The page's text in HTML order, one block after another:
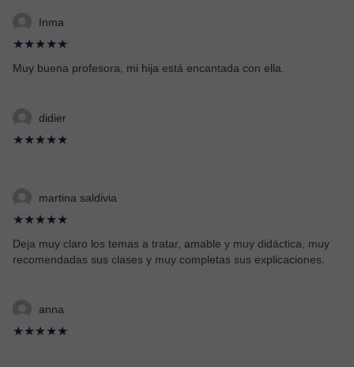
Inma
★★★★★
Muy buena profesora, mi hija está encantada con ella.
didier
★★★★★
martina saldivia
★★★★★
Deja muy claro los temas a tratar, amable y muy didáctica, muy
recomendadas sus clases y muy completas sus explicaciones.
anna
★★★★★